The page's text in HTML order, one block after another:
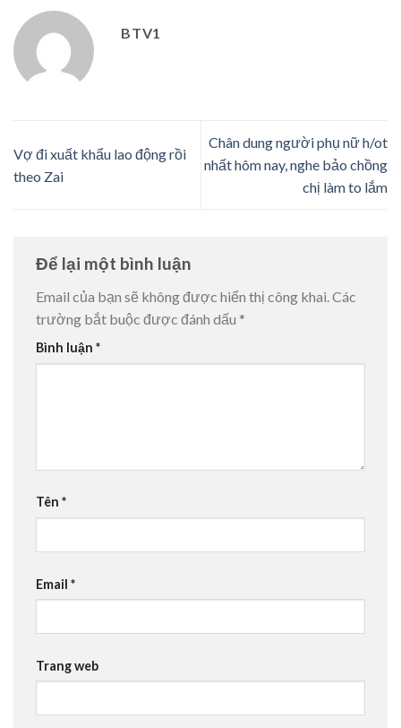
BTV1
Vợ đi xuất khẩu lao động rồi
theo Zai
Chân dung người phụ nữ h/ot
nhất hôm nay, nghe bảo chồng
chị làm to lắm
Để lại một bình luận
Email của bạn sẽ không được hiển thị công khai.Các
trường bắt buộc được đánh dấu *
Bình luận *
Tên *
Email *
Trang web